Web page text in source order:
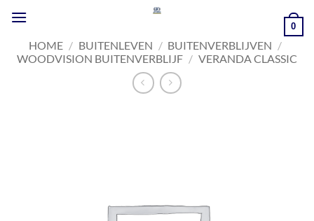
naar
inhoud
0
HOME / BUITENLEVEN / BUITENVERBLIJVEN /
WOODVISION BUITENVERBLIJF / VERANDA CLASSIC